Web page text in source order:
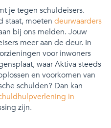
je tegen schuldeisers.
staat, moeten deurwaarders
bij ons melden. Jouw
meer aan de deur. In
voor inwoners
waar Aktiva steeds
en voorkomen van
schulden? Dan kan
in
zijn.